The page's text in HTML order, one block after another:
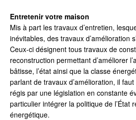
Entretenir votre maison
Mis à part les travaux d’entretien,
inévitables, des travaux d’amélioration
Ceux-ci désignent tous travaux de
reconstruction permettant d’améliorer
bâtisse, l’état ainsi que la classe
parlant de travaux d’amélioration, il
régis par une législation en constante
particulier intégrer la politique de l’État
énergétique.